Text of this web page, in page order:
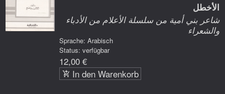
الأخطل
شاعر بني أمية من سلسلة الأعلام من الأدباء
والشعراء
Sprache: Arabisch
Status: verfügbar
12,00 €
In den Warenkorb